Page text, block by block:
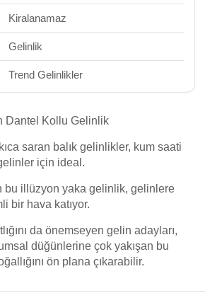
Kiralanamaz
Gelinlik
Trend Gelinlikler
Dantel Kollu Gelinlik
saran balık gelinlikler, kum saati
için ideal.
bu illüzyon yaka gelinlik, gelinlere
bir hava katıyor.
da önemseyen gelin adayları,
düğünlerine çok yakışan bu
ön plana çıkarabilir.